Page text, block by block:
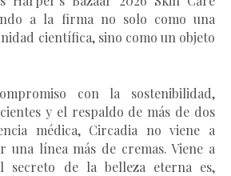
a la firma no solo como una
científica, sino como un objeto
con la sostenibilidad,
y el respaldo de más de dos
médica, Circadia no viene a
una línea más de cremas. Viene a
secreto de la belleza eterna es,